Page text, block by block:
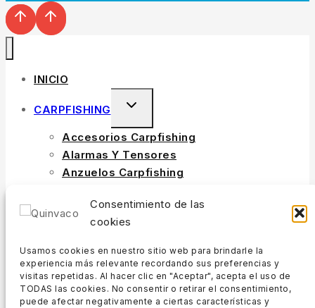
Consentimiento de las
cookies
Usamos cookies en nuestro sitio web para brindarle la
experiencia más relevante recordando sus preferencias y
visitas repetidas. Al hacer clic en "Aceptar", acepta el uso de
TODAS las cookies. No consentir o retirar el consentimiento,
puede afectar negativamente a ciertas características y
INICIO
CARPFISHING
TOGGLE
MENU
Accesorios Carpfishing
Alarmas Y Tensores
Anzuelos Carpfishing
Cañas Carpfishing
Carretes Carpfishing
Cebos Carpfishing
TOGGLE
CHILD
MENU
Boilies, Engodos Y Pellet
DIP, Líquidos Y Aditivos